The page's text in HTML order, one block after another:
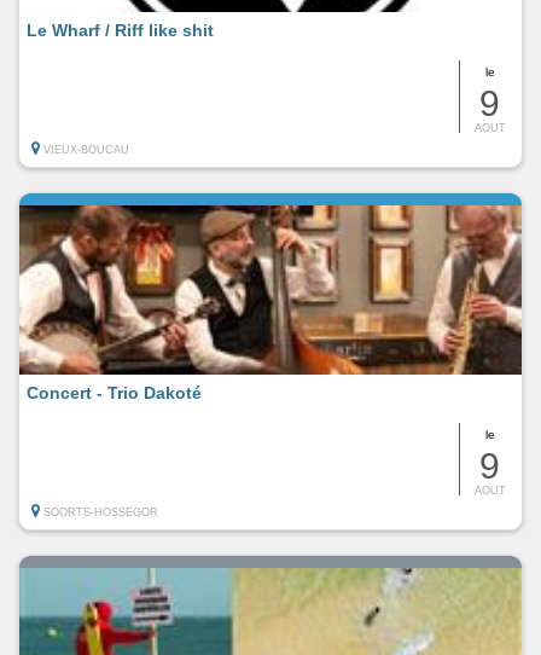
le
9
AOUT
Le Wharf / Riff like shit
VIEUX-BOUCAU
le
9
AOUT
Concert - Trio Dakoté
SOORTS-HOSSEGOR